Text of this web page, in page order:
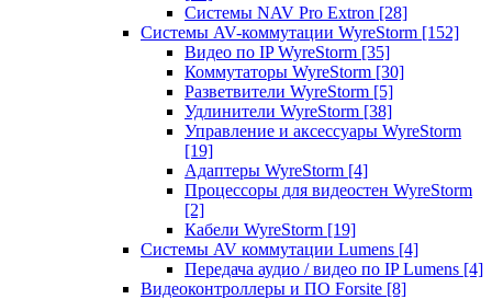
Системы NAV Pro Extron [28]
Системы AV-коммутации WyreStorm [152]
Видео по IP WyreStorm [35]
Коммутаторы WyreStorm [30]
Разветвители WyreStorm [5]
Удлинители WyreStorm [38]
Управление и аксессуары WyreStorm
[19]
Адаптеры WyreStorm [4]
Процессоры для видеостен WyreStorm
[2]
Кабели WyreStorm [19]
Системы AV коммутации Lumens [4]
Передача аудио / видео по IP Lumens [4]
Видеоконтроллеры и ПО Forsite [8]